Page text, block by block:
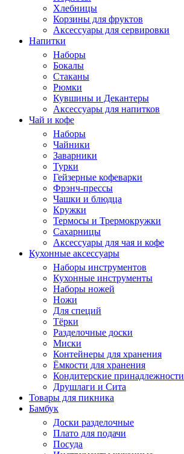
Хлебницы
Корзины для фруктов
Аксессуары для сервировки
Напитки
Наборы
Бокалы
Стаканы
Рюмки
Кувшины и Декантеры
Аксессуары для напитков
Чай и кофе
Наборы
Чайники
Заварники
Турки
Гейзерные кофеварки
Фрэнч-прессы
Чашки и блюдца
Кружки
Термосы и Трермокружки
Сахарницы
Аксессуары для чая и кофе
Кухонные аксессуары
Наборы инструментов
Кухонные инструменты
Наборы ножей
Ножи
Для специй
Тёрки
Разделочные доски
Миски
Контейнеры для хранения
Ёмкости для хранения
Кондитерские принадлежности
Друшлаги и Сита
Товары для пикника
Бамбук
Доски разделочные
Плато для подачи
Посуда